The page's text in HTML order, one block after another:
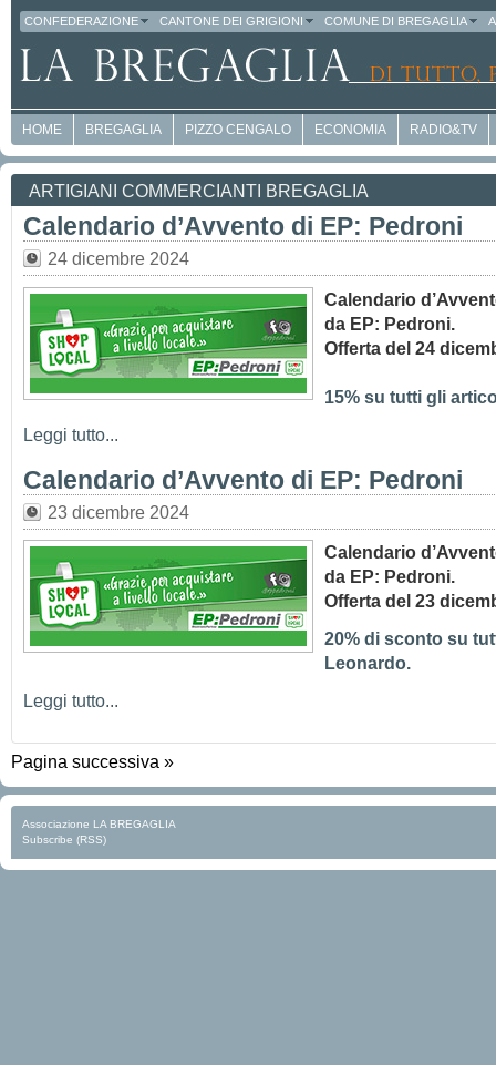
CONFEDERAZIONE CANTONE DEI GRIGIONI COMUNE DI BREGAGLIA
HOME BREGAGLIA PIZZO CENGALO ECONOMIA RADIO&TV
ARTIGIANI COMMERCIANTI BREGAGLIA
Calendario d’Avvento di EP: Pedroni
24 dicembre 2024
Calendario
da EP: Pedroni.
Offerta del 24
15% su tutti gli
Leggi tutto...
Calendario d’Avvento di EP: Pedroni
23 dicembre 2024
Calendario
da EP: Pedroni.
Offerta del 23
20% di sconto su
Leonardo.
Leggi tutto...
Pagina successiva »
Associazione LA BREGAGLIA
Subscribe (RSS)